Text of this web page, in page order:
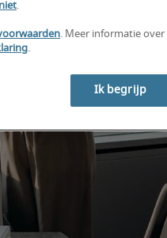
.
. Meer informatie over
.
Ik begrijp